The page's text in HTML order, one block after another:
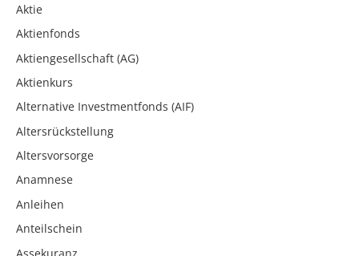
Aktie
Aktienfonds
Aktiengesellschaft (AG)
Aktienkurs
Alternative Investmentfonds (AIF)
Altersrückstellung
Altersvorsorge
Anamnese
Anleihen
Anteilschein
Assekuranz